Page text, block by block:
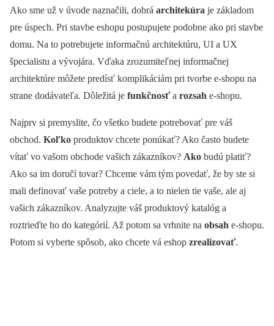
Ako sme už v úvode naznačili, dobrá architekúra je základom
pre úspech. Pri stavbe eshopu postupujete podobne ako pri stavbe
domu. Na to potrebujete informačnú architektúru, UI a UX
špecialistu a vývojára. Vďaka zrozumiteľnej informačnej
architektúre môžete predísť komplikáciám pri tvorbe e-shopu na
strane dodávateľa. Dôležitá je funkčnosťa rozsah e-shopu.
Najprv si premyslite, čo všetko budete potrebovať pre váš
obchod. Koľko produktov chcete ponúkať? Ako často budete
vítať vo vašom obchode vašich zákazníkov? Ako budú platiť?
Ako sa im doručí tovar? Chceme vám tým povedať, že by ste si
mali definovať vaše potreby a ciele, a to nielen tie vaše, ale aj
vašich zákazníkov. Analyzujte váš produktový katalóg a
roztrieďte ho do kategórií. Až potom sa vrhnite na obsah e-shopu.
Potom si vyberte spôsob, ako chcete vá eshop zrealizovať.